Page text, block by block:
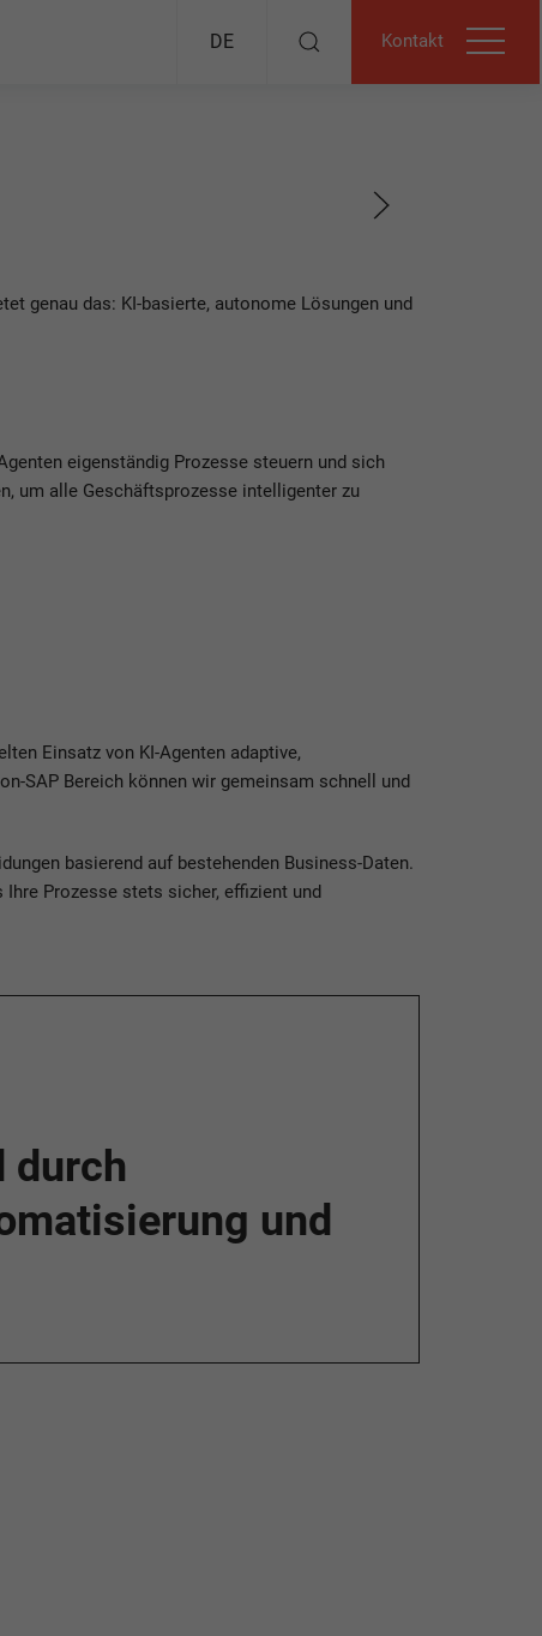
DE Kontakt
genau das: KI-basierte, autonome Lösungen und
eigenständig Prozesse steuern und sich
um alle Geschäftsprozesse intelligenter zu
Einsatz von KI-Agenten adaptive,
SAP Bereich können wir gemeinsam schnell und
basierend auf bestehenden Business-Daten.
Prozesse stets sicher, effizient und
durch
und